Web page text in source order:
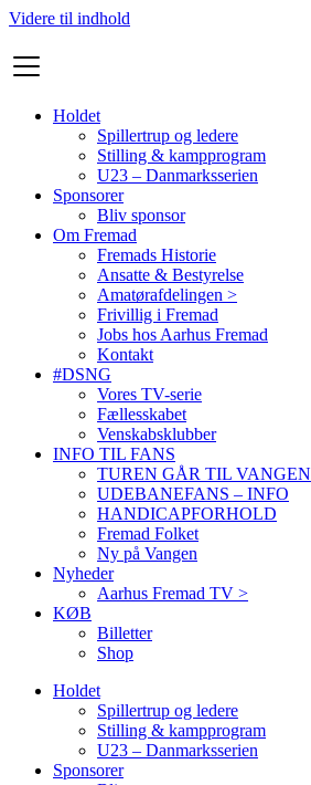
Videre til indhold
Holdet
Spillertrup og ledere
Stilling & kampprogram
U23 – Danmarksserien
Sponsorer
Bliv sponsor
Om Fremad
Fremads Historie
Ansatte & Bestyrelse
Amatørafdelingen >
Frivillig i Fremad
Jobs hos Aarhus Fremad
Kontakt
#DSNG
Vores TV-serie
Fællesskabet
Venskabsklubber
INFO TIL FANS
TUREN GÅR TIL VANGEN
UDEBANEFANS – INFO
HANDICAPFORHOLD
Fremad Folket
Ny på Vangen
Nyheder
Aarhus Fremad TV >
KØB
Billetter
Shop
Holdet
Spillertrup og ledere
Stilling & kampprogram
U23 – Danmarksserien
Sponsorer